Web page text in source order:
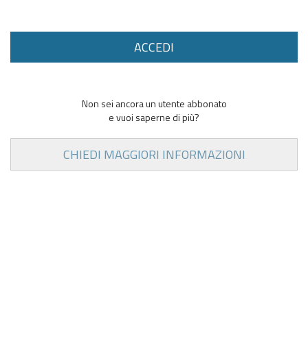
ACCEDI
Non sei ancora un utente abbonato
e vuoi saperne di più?
CHIEDI MAGGIORI INFORMAZIONI